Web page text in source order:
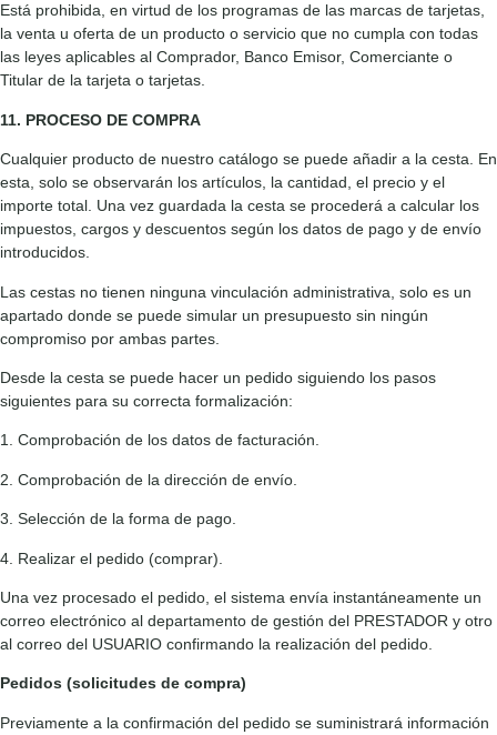
Está prohibida, en virtud de los programas de las marcas de tarjetas,
la venta u oferta de un producto o servicio que no cumpla con todas
las leyes aplicables al Comprador, Banco Emisor, Comerciante o
Titular de la tarjeta o tarjetas.
11. PROCESO DE COMPRA
Cualquier producto de nuestro catálogo se puede añadir a la cesta. En
esta, solo se observarán los artículos, la cantidad, el precio y el
importe total. Una vez guardada la cesta se procederá a calcular los
impuestos, cargos y descuentos según los datos de pago y de envío
introducidos.
Las cestas no tienen ninguna vinculación administrativa, solo es un
apartado donde se puede simular un presupuesto sin ningún
compromiso por ambas partes.
Desde la cesta se puede hacer un pedido siguiendo los pasos
siguientes para su correcta formalización:
1. Comprobación de los datos de facturación.
2. Comprobación de la dirección de envío.
3. Selección de la forma de pago.
4. Realizar el pedido (comprar).
Una vez procesado el pedido, el sistema envía instantáneamente un
correo electrónico al departamento de gestión del PRESTADOR y otro
al correo del USUARIO confirmando la realización del pedido.
Pedidos (solicitudes de compra)
Previamente a la confirmación del pedido se suministrará información